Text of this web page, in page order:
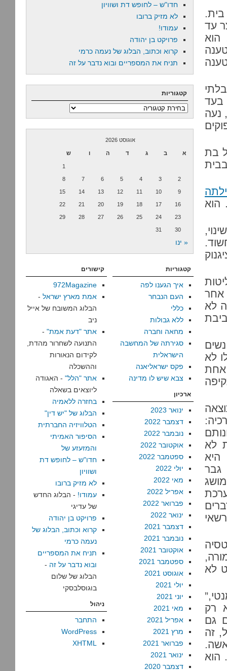
עד
הוא
בעד
3: השופטת, נעה
בת
הוא
אחר
לא
לא
אחת
לא
היא
גבר
לא
רק
גם
זה
הוא
חדו"ש – לחופש דת ושוויון
לא מזיק ברובו
עמודו!
פרויקט בן יהודה
קרוא וכתוב, הבלוג של נעמה כרמי
תניח את המספריים ובוא נדבר על זה
קטגוריות
קטגוריות
אוגוסט 2026
א ב ג ד ה ו ש
1
2
3
4
5
6
7
8
9
10
11
12
13
14
15
16
17
18
19
20
21
22
23
24
25
26
27
28
29
30
31
« ינו
קטגוריות
איך הגענו לפה
העם הנבחר
כללי
ללא גבולות
מחאה וחברה
סגירתה של המחשבה
הישראלית
פקס ישראליאנה
צבא שיש לו מדינה
ארכיון
ינואר 2023
דצמבר 2022
נובמבר 2022
אוקטובר 2022
ספטמבר 2022
יולי 2022
מאי 2022
אפריל 2022
פברואר 2022
ינואר 2022
דצמבר 2021
נובמבר 2021
אוקטובר 2021
ספטמבר 2021
אוגוסט 2021
יולי 2021
יוני 2021
מאי 2021
אפריל 2021
מרץ 2021
פברואר 2021
ינואר 2021
דצמבר 2020
קישורים
972Magazine
אמת מארץ ישראל -
הבלוג המשובח של אייל
ניב
אתר "דעת אמת" -
התנועה לשחרור מהדת,
לקידום הנאורות
וההשכלה
אתר "הלל" - האגודה
ליוצאים בשאלה
בחזרה ללאמיה
הבלוג של "יש דין"
הטלוויזיה החברתית
הסיפור האמיתי
והמזעזע של
חדו"ש – לחופש דת
ושוויון
לא מזיק ברובו
עמודו! - הבלוג החדש
של עדיגי
פרויקט בן יהודה
קרוא וכתוב, הבלוג של
נעמה כרמי
תניח את המספריים
ובוא נדבר על זה -
הבלוג של שלום
בוגוסלבסקי
ניהול
התחבר
WordPress
XHTML